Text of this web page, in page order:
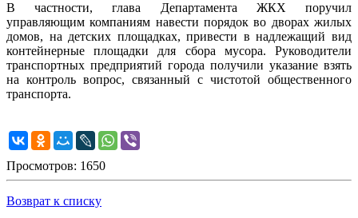
В частности, глава Департамента ЖКХ поручил
управляющим компаниям навести порядок во дворах жилых
домов, на детских площадках, привести в надлежащий вид
контейнерные площадки для сбора мусора. Руководители
транспортных предприятий города получили указание взять
на контроль вопрос, связанный с чистотой общественного
транспорта.
Просмотров: 1650
Возврат к списку